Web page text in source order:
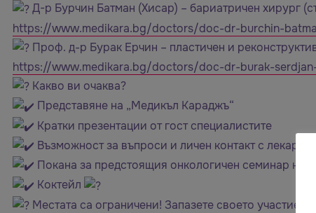
Д-р Бурчин Батман (Хисар) – бариатричен хирург
https://www.medikara.bg/doctors/doc-dr-burchin-
Проф. д-р Бурак Ерчин – пластичен и
https://www.medikara.bg/doctors/doc-dr-burak-
Какво ви очаква?
Представяне на „Медикъл Караджъ“
Кратки презентации от гост специалистите
Възможност за въпроси и личен контакт с лекарите
Покана за предстоящия онкологичен семинар на
Коктейл
Местата са ограничени! Запазете своето участие